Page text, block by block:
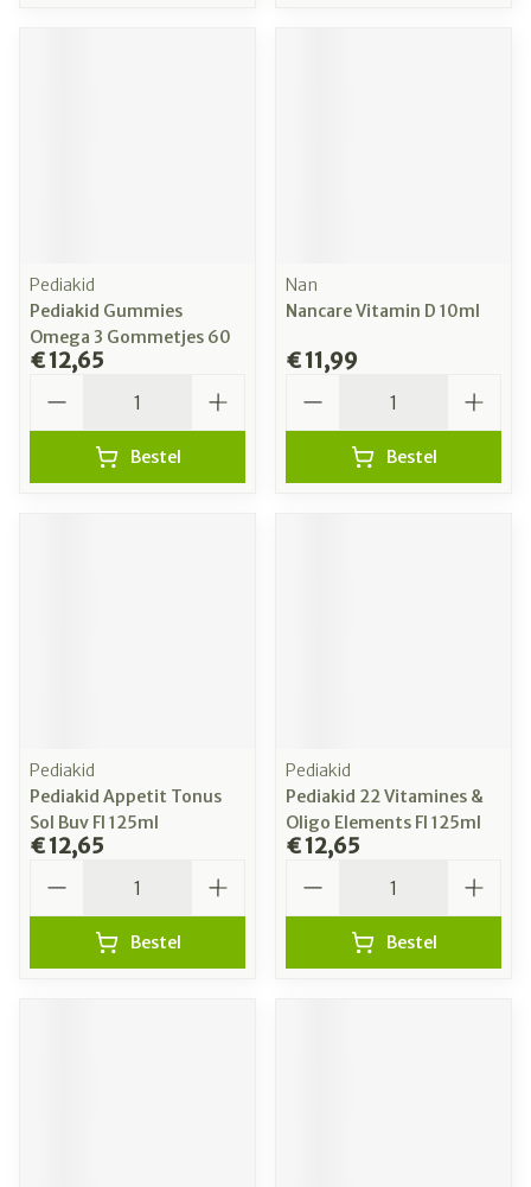
Pediakid
Pediakid Gummies
Omega 3 Gommetjes 60
€ 12,65
Bestel
Nan
Nancare Vitamin D 10ml
€ 11,99
Bestel
Pediakid
Pediakid Appetit Tonus
Sol Buv Fl 125ml
€ 12,65
Bestel
Pediakid
Pediakid 22 Vitamines &
Oligo Elements Fl 125ml
€ 12,65
Bestel